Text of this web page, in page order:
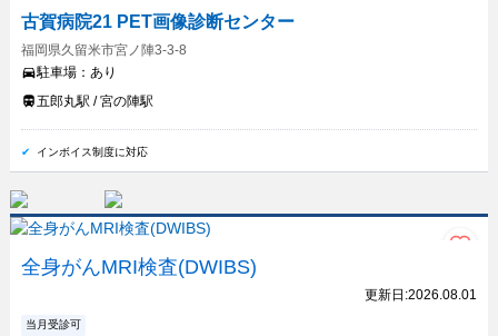
古賀病院21 PET画像診断センター
福岡県久留米市宮ノ陣3-3-8
駐車場： あり
五郎丸駅 / 宮の陣駅
インボイス制度に対応
全身がんMRI検査(DWIBS)
更新日:2026.08.01
当月受診可